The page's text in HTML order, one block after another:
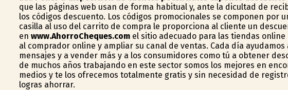
que las páginas web usan de forma habitual y, ante la dificultad de
los códigos descuento. Los códigos promocionales se componen por
casilla al uso del carrito de compra le proporciona al cliente un
en www.AhorroCheques.comel sitio adecuado para las tiendas
al comprador online y ampliar su canal de ventas. Cada día ayudamos
mensajes y a vender más y a los consumidores como tú a obtener
de muchos años trabajando en este sector somos los mejores en
medios y te los ofrecemos totalmente gratis y sin necesidad de
logras ahorrar.